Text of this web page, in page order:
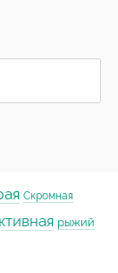
Скромная
рыжий